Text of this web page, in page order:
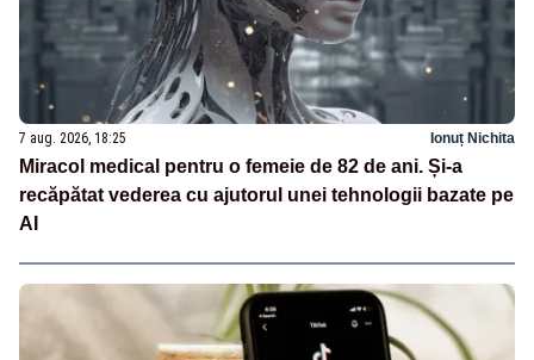
7 aug. 2026, 18:25 Ionuț Nichita
Miracol medical pentru o femeie de 82 de ani. Și-a
recăpătat vederea cu ajutorul unei tehnologii bazate pe
AI